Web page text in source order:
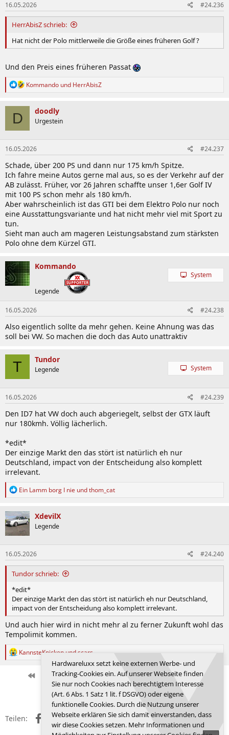
16.05.2026 #24.236
HerrAbisZ schrieb:
Hat nicht der Polo mittlerweile die Größe eines früheren Golf ?
Und den Preis eines früheren Passat
R
k
o
n
e
n
:
Kommando und HerrAbisZ
D doodly
Urgestein
16.05.2026 #24.237
Schade, über 200 PS und dann nur 175 km/h Spitze.
Ich fahre meine Autos gerne mal aus, so es der Verkehr auf der
AB zulässt. Früher, vor 26 Jahren schaffte unser 1,6er Golf IV
mit 100 PS schon mehr als 180 km/h.
Aber wahrscheinlich ist das GTI bei dem Elektro Polo nur noch
eine Ausstattungsvariante und hat nicht mehr viel mit Sport zu
tun.
Sieht man auch am mageren Leistungsabstand zum stärksten
Polo ohne dem Kürzel GTI.
Kommando
Legende
System
16.05.2026 #24.238
Also eigentlich sollte da mehr gehen. Keine Ahnung was das
soll bei VW. So machen die doch das Auto unattraktiv
T Tundor
Legende System
16.05.2026 #24.239
Den ID7 hat VW doch auch abgeriegelt, selbst der GTX läuft
nur 180kmh. Völlig lächerlich.
*edit*
Der einzige Markt den das stört ist natürlich eh nur
Deutschland, impact von der Entscheidung also komplett
irrelevant.
R
k
t
i
o
n
e
n
:
Ein Lamm borg I nie undthom_cat
XdevilX
Legende
16.05.2026 #24.240
Tundor schrieb:
*edit*
Der einzige Markt den das stört ist natürlich eh nur Deutschland,
impact von der Entscheidung also komplett irrelevant.
Und auch hier wird in nicht mehr al zu ferner Zukunft wohl das
Tempolimit kommen.
R
e
KannsteKnicken undscars
Erste Vorherige 808 von 881 Nächste Letzte
Anmelden, um zu antworten.
Teilen: FacebookX (Twitter)
RedditWhatsApp
E-MailLink
Hardwareluxx setzt keine externen Werbe- und
Tracking-Cookies ein. Auf unserer Webseite finden
Sie nur noch Cookies nach berechtigtem Interesse
(Art. 6 Abs. 1 Satz 1 lit. f DSGVO) oder eigene
funktionelle Cookies. Durch die Nutzung unserer
Webseite erklären Sie sich damit einverstanden, dass
wir diese Cookies setzen. Mehr Informationen und